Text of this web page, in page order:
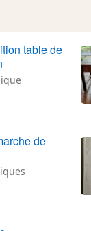
table de
de